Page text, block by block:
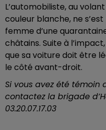
L’automobiliste, au
couleur blanche, ne
femme d’une
châtains. Suite à
que sa voiture doit être
le côté avant-droit.
Si vous avez été témoin
contactez la brigade
03.20.07.17.03